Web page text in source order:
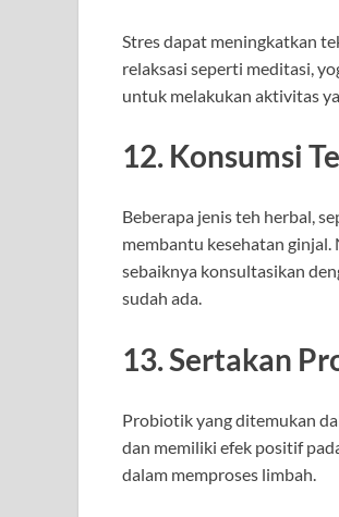
Stres dapat meningkatkan
relaksasi seperti meditasi,
untuk melakukan aktivitas
12. Konsumsi
Beberapa jenis teh herbal,
membantu kesehatan
sebaiknya konsultasikan
sudah ada.
13. Sertakan
Probiotik yang ditemukan
dan memiliki efek positif
dalam memproses limbah.